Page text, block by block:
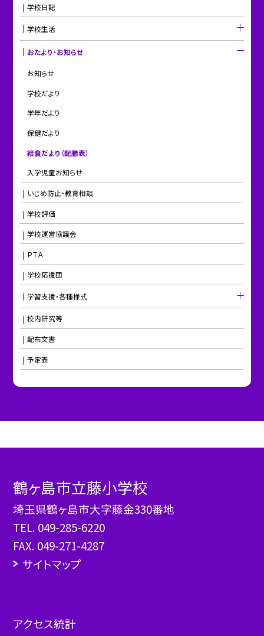
学校日記
学校生活
おたより・お知らせ
お知らせ
学校だより
学年だより
保健だより
給食だより（配膳表）
入学児童お知らせ
いじめ防止・教育相談
学校評価
学校運営協議会
ＰＴＡ
学校応援団
学習支援・各種様式
校内研究等
配布文書
予定表
鶴ヶ島市立藤小学校
埼玉県鶴ヶ島市大字藤金330番地
TEL. 049-285-6220
FAX. 049-271-4287
サイトマップ
アクセス統計